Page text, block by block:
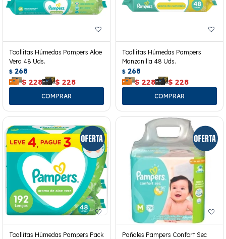
Toallitas Húmedas Pampers Aloe
Vera 48 Uds.
$ 268
$ 228 $ 228
Toallitas Húmedas Pampers
Manzanilla 48 Uds.
$ 268
$ 228 $ 228
Toallitas Húmedas Pampers Pack
Pañales Pampers Confort Sec